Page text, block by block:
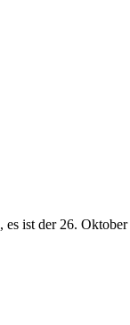
es ist der 26.